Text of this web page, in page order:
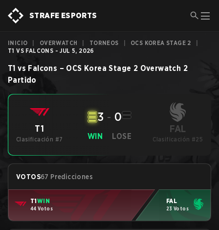
STRAFE ESPORTS
INICIO OVERWATCH TORNEOS OCS KOREA STAGE 2
T1 VS FALCONS - JUL 5, 2026
T1 vs Falcons – OCS Korea Stage 2 Overwatch 2
Partido
T1
Clasificación #7 WIN
3 - 0
LOSE
FAL
Clasificación #25
VOTOS67 Predicciones
T1WIN
44 Votos
FAL
23 Votos